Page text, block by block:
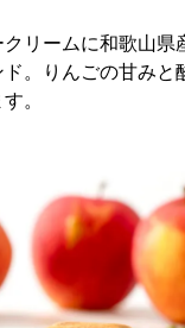
リームに和歌山県
。りんごの甘みと
。